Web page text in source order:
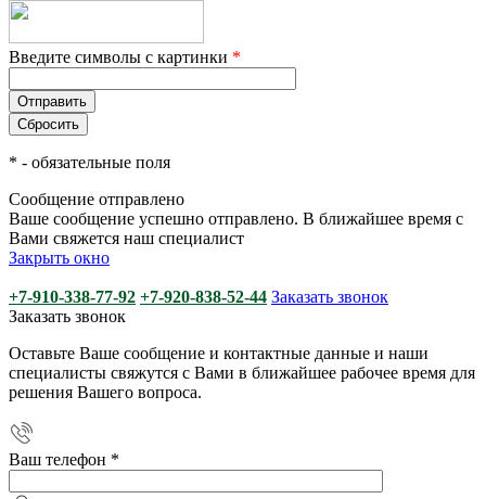
Введите символы с картинки *
* - обязательные поля
Сообщение отправлено
Ваше сообщение успешно отправлено. В ближайшее время с
Вами свяжется наш специалист
Закрыть окно
+7-910-338-77-92 +7-920-838-52-44 Заказать звонок
Заказать звонок
Оставьте Ваше сообщение и контактные данные и наши
специалисты свяжутся с Вами в ближайшее рабочее время для
решения Вашего вопроса.
Ваш телефон *